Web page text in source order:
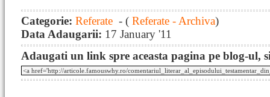
Categorie: Referate - ( Referate - Archiva)
Data Adaugarii: 17 January '11
Adaugati un link spre aceasta pagina pe blog-ul,